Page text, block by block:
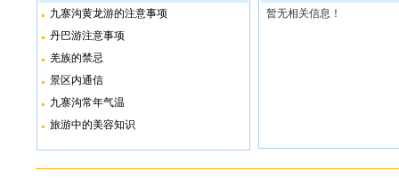
九寨沟黄龙游的注意事项
丹巴游注意事项
羌族的禁忌
景区内通信
九寨沟常年气温
旅游中的美容知识
暂无相关信息！